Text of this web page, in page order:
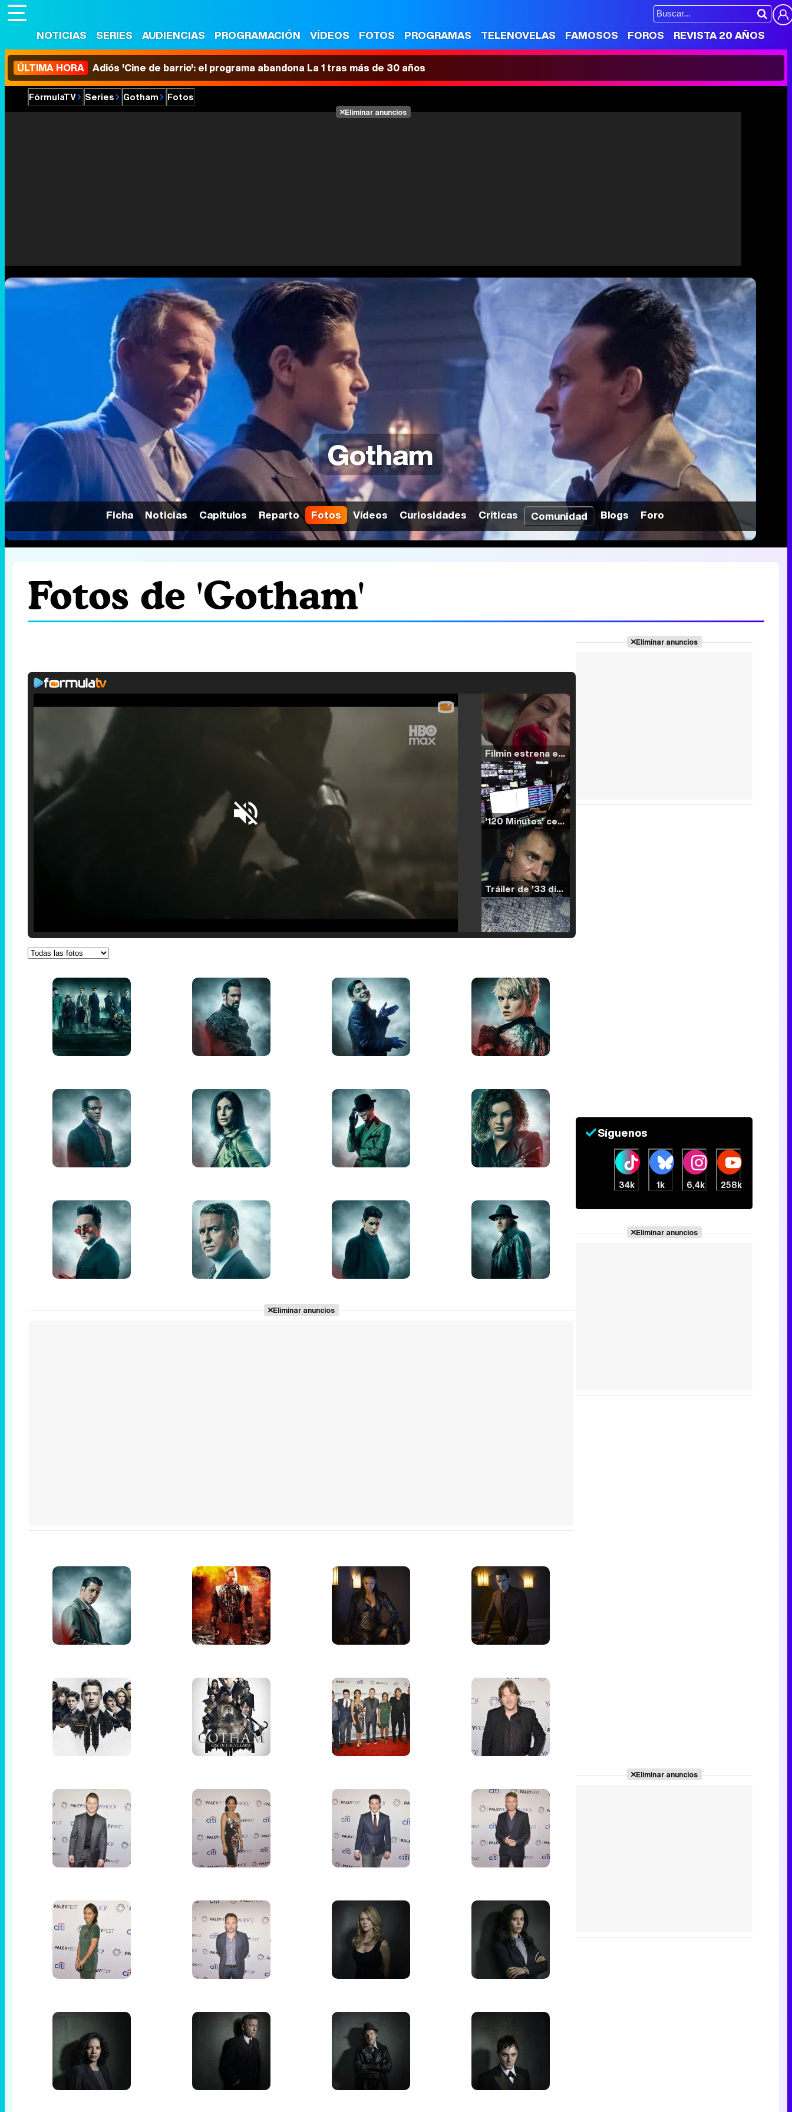
NOTICIAS SERIES AUDIENCIAS PROGRAMACIÓN VÍDEOS FOTOS PROGRAMAS TELENOVELAS FAMOSOS FOROS REVISTA 20 AÑOS
ÚLTIMA HORA Adiós 'Cine de barrio': el programa abandona La 1 tras más de 30 años
FórmulaTV Series Gotham Fotos
Eliminar anuncios
Gotham
Ficha Noticias Capítulos Reparto Fotos Vídeos Curiosidades Críticas Comunidad Blogs Foro
Fotos de 'Gotham'
Filmin estrena el tráiler de 'Millennial Mal', su nueva comedia universitaria de la mano de Lorena Iglesias
'120 Minutos' celebra sus 2.000 programas en Telemadrid con un vídeo del día a día en la redacción
Tráiler de '33 días', la nueva serie de Atresplayer con Julián Villagrán y José Manuel Poga
Eliminar anuncios
Eliminar anuncios
Síguenos
34k 1k 6,4k 258k
Eliminar anuncios
Eliminar anuncios